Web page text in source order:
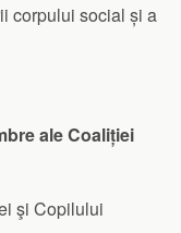
corpului social și a
ale Coaliției
şi Copilului